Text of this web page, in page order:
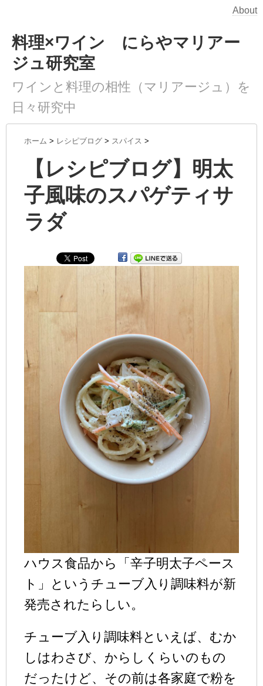
About
料理×ワイン にらやマリアー
ジュ研究室
ワインと料理の相性（マリアージュ）を
日々研究中
ホーム > レシピブログ > スパイス >
【レシピブログ】明太
子風味のスパゲティサ
ラダ
ハウス食品から「辛子明太子ペース
ト」というチューブ入り調味料が新
発売されたらしい。
チューブ入り調味料といえば、むか
しはわさび、からしくらいのもの
だったけど、その前は各家庭で粉を